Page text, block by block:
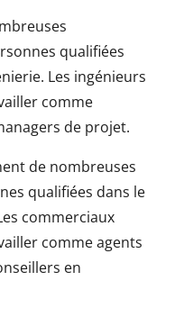
qualifiées
Les ingénieurs
comme
de projet.
de nombreuses
qualifiées dans le
commerciaux
comme agents
en